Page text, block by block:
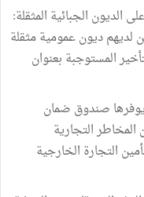
الجبائية المثقلة:
لديهم ديون عمومية مثقلة
المستوجبة بعنوان
يوفرها صندوق ضمان
التجارية
التجارة الخارجية